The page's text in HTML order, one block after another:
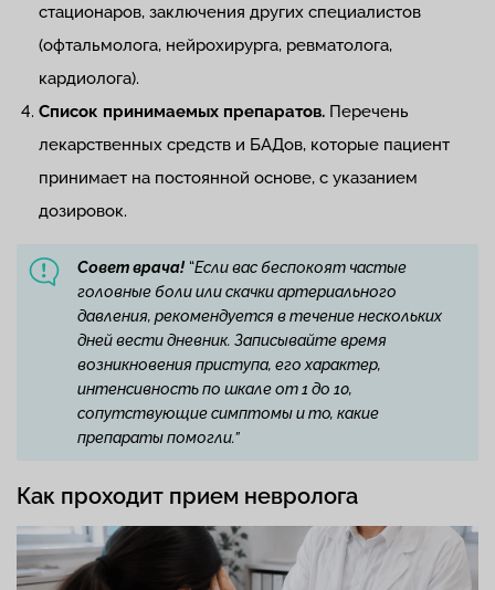
стационаров, заключения других специалистов
(офтальмолога, нейрохирурга, ревматолога,
кардиолога).
Список принимаемых препаратов. Перечень
лекарственных средств и БАДов, которые пациент
принимает на постоянной основе, с указанием
дозировок.
Совет врача! “Если вас беспокоят частые
головные боли или скачки артериального
давления, рекомендуется в течение нескольких
дней вести дневник. Записывайте время
возникновения приступа, его характер,
интенсивность по шкале от 1 до 10,
сопутствующие симптомы и то, какие
препараты помогли.”
Как проходит прием невролога